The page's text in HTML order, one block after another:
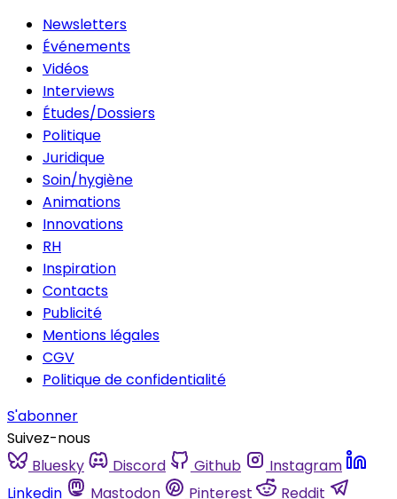
Newsletters
Événements
Vidéos
Interviews
Études/Dossiers
Politique
Juridique
Soin/hygiène
Animations
Innovations
RH
Inspiration
Contacts
Publicité
Mentions légales
CGV
Politique de confidentialité
S'abonner
Suivez-nous
Bluesky
Discord Github
Instagram
Linkedin
Mastodon Pinterest
Reddit